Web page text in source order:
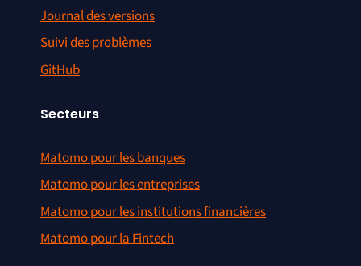
Journal des versions
Suivi des problèmes
GitHub
Secteurs
Matomo pour les banques
Matomo pour les entreprises
Matomo pour les institutions financières
Matomo pour la Fintech